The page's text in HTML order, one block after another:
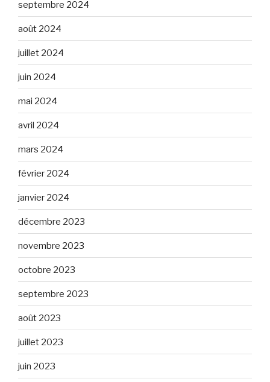
septembre 2024
août 2024
juillet 2024
juin 2024
mai 2024
avril 2024
mars 2024
février 2024
janvier 2024
décembre 2023
novembre 2023
octobre 2023
septembre 2023
août 2023
juillet 2023
juin 2023